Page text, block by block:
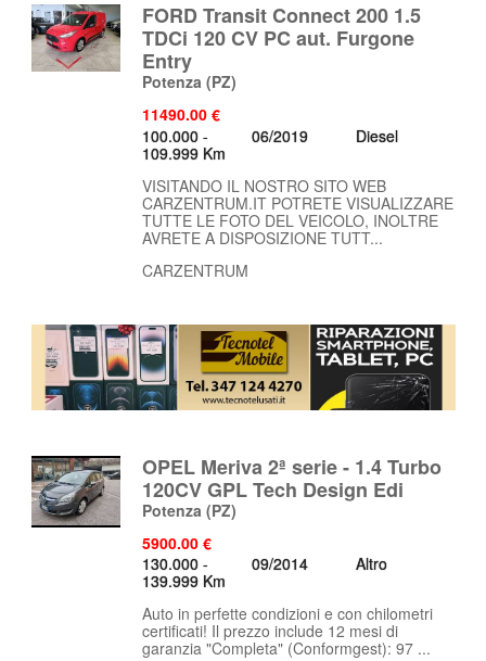
FORD Transit Connect 200 1.5
TDCi 120 CV PC aut. Furgone
Entry
Potenza (PZ)
11490.00 €
100.000 -
109.999 Km
06/2019 Diesel
VISITANDO IL NOSTRO SITO WEB
CARZENTRUM.IT POTRETE VISUALIZZARE
TUTTE LE FOTO DEL VEICOLO, INOLTRE
AVRETE A DISPOSIZIONE TUTT...
CARZENTRUM
OPEL Meriva 2ª serie - 1.4 Turbo
120CV GPL Tech Design Edi
Potenza (PZ)
5900.00 €
130.000 -
139.999 Km
09/2014 Altro
Auto in perfette condizioni e con chilometri
certificati! Il prezzo include 12 mesi di
garanzia "Completa" (Conformgest): 97 ...